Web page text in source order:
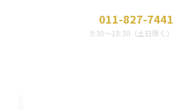
011-827-7441
9:30〜18:30（土日除く）